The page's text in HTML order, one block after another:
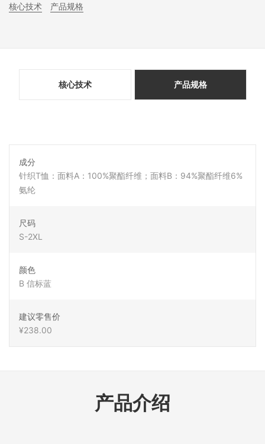
核心技术 产品规格
核心技术 产品规格
成分
针织T恤：面料A：100%聚酯纤维；面料B：94%聚酯纤维6%
氨纶
尺码
S-2XL
颜色
B 信标蓝
建议零售价
¥238.00
产品介绍